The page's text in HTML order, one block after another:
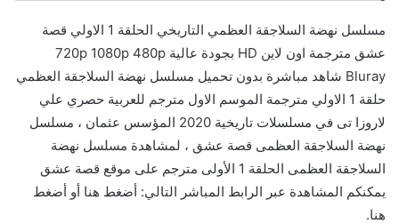
مسلسل نهضة السلاجقة العظمي التاريخي الحلقة 1 الاولي قصة
عشق مترجمة اون لاين HD بجودة عالية 720p 1080p 480p
Bluray شاهد مباشرة بدون تحميل مسلسل نهضة السلاجقة العظمي
حلقة 1 الاولي مترجمة الموسم الاول مترجم للعربية حصري علي
لاروزا تى في مسلسلات تاريخية 2020 المؤسس عثمان ، مسلسل
نهضة السلاجقة العظمى قصة عشق ، لمشاهدة مسلسل نهضة
السلاجقة العظمى الحلقة 1 الأولى مترجم على موقع قصة عشق
يمكنكم المشاهدة عبر الرابط المباشر التالي: أضغط هنا أو أضغط
هنا.